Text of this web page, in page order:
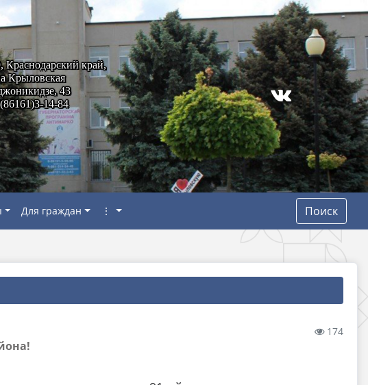
Краснодарский край,
Крыловская
43
14-84
Для граждан ⋮ Поиск
174